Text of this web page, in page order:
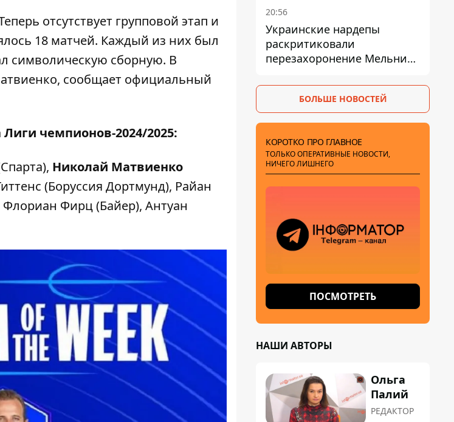
отсутствует групповой этап и
18 матчей. Каждый из них был
символическую сборную. В
, сообщает официальный
Лиги чемпионов-2024/2025:
Николай Матвиенко
(Боруссия Дортмунд), Райан
Фирц (Байер), Антуан
20:56
Украинские нардепы
раскритиковали
перезахоронение Мельника
дипломатической изоляции
БОЛЬШЕ НОВОСТЕЙ
КОРОТКО ПРО ГЛАВНОЕ
ТОЛЬКО ОПЕРАТИВНЫЕ НОВОСТИ,
НИЧЕГО ЛИШНЕГО
ПОСМОТРЕТЬ
НАШИ АВТОРЫ
Ольга
Палий
РЕДАКТОР